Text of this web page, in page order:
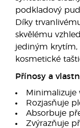
podkladový
Díky
skvělému
jediným krytím,
kosmetické
Přínosy a
Minimalizuje
Rozjasňuje
Absorbuje
Zvýrazňuje